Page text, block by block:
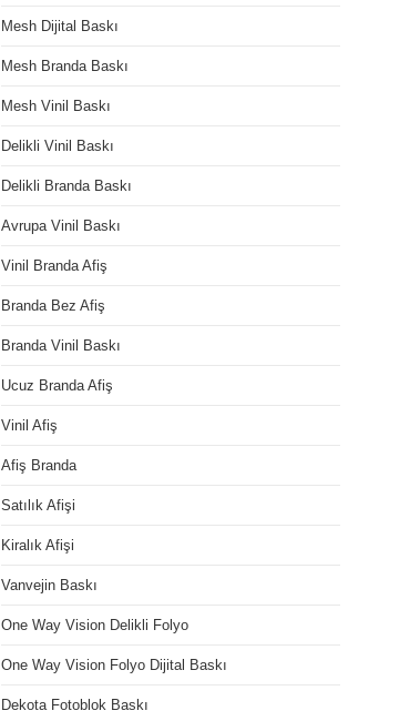
Mesh Dijital Baskı
Mesh Branda Baskı
Mesh Vinil Baskı
Delikli Vinil Baskı
Delikli Branda Baskı
Avrupa Vinil Baskı
Vinil Branda Afiş
Branda Bez Afiş
Branda Vinil Baskı
Ucuz Branda Afiş
Vinil Afiş
Afiş Branda
Satılık Afişi
Kiralık Afişi
Vanvejin Baskı
One Way Vision Delikli Folyo
One Way Vision Folyo Dijital Baskı
Dekota Fotoblok Baskı